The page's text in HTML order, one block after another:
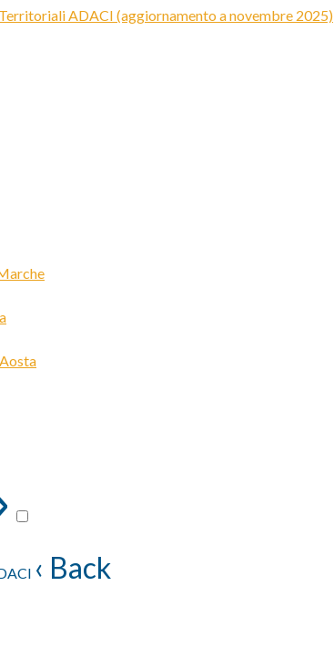
ADACI (aggiornamento a novembre 2025)
‹ Back